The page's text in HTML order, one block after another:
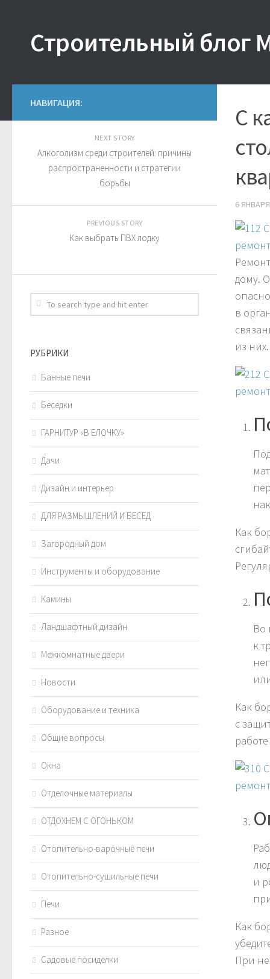
Строительный блог
С
6
дому.
в
из них.
Как
Во
к
Как
с
и
Как
При
НАВИГАЦИЯ:
NEXT STORY
Алкоголизм среди строителей: причины
распространенности и стратегии
борьбы
PREVIOUS STORY
Как выбрать ПВХ лодку
РУБРИКИ
Банные печи
Беседки
ГАРНИТУР «В ЕЛОЧКУ»
Дачи
Дизайн и интерьер
ДЛЯ РАЗМЫШЛЕНИЙ И БЕСЕД
Загородный дом
Инструменты и оборудование
Камины
Ландшафтный дизайн
Межкомнатные двери
Новости
Оборудование и техника
Общие вопросы
Окна
Отделочные материалы
ОТДОХНЕМ С ОГОНЬКОМ
Отопительно-варочные печи
Отопительно-сушильные печи
Печи
Разное
Садовые посиделки